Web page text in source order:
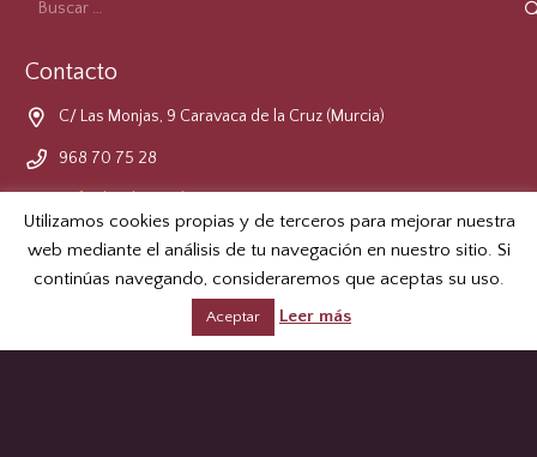
Contacto
C/ Las Monjas, 9 Caravaca de la Cruz (Murcia)
968 70 75 28
Formulario de Contacto
Utilizamos cookies propias y de terceros para mejorar nuestra
web mediante el análisis de tu navegación en nuestro sitio. Si
continúas navegando, consideraremos que aceptas su uso.
Aceptar Leer más